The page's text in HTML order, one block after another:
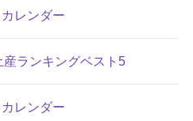
レンダー
ランキングベスト5
レンダー